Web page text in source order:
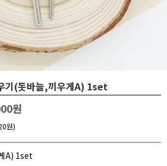
기(돗바늘,끼우게A) 1set
원
원)
A) 1set